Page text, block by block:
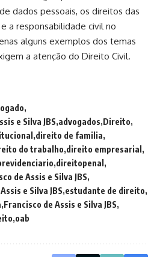
dados pessoais, os direitos das
a responsabilidade civil no
alguns exemplos dos temas
a atenção do Direito Civil.
e Silva JBS advogados Direito
direito de familia
do trabalho direito empresarial
direitopenal
de Assis e Silva JBS
e Silva JBS estudante de direito
Francisco de Assis e Silva JBS
oab